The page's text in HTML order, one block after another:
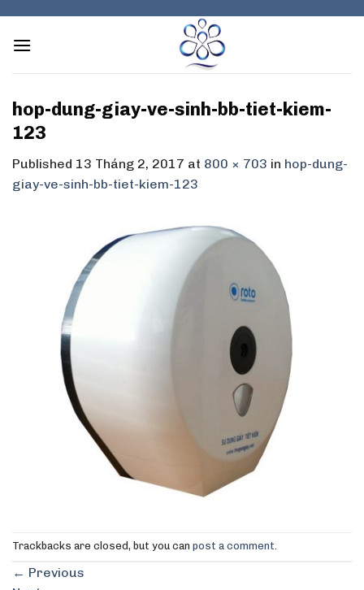
content
hop-dung-giay-ve-sinh-bb-tiet-kiem-
123
Published 13 Tháng 2, 2017 at 800 × 703 in hop-dung-
giay-ve-sinh-bb-tiet-kiem-123
Trackbacks are closed, but you can post a comment.
← Previous